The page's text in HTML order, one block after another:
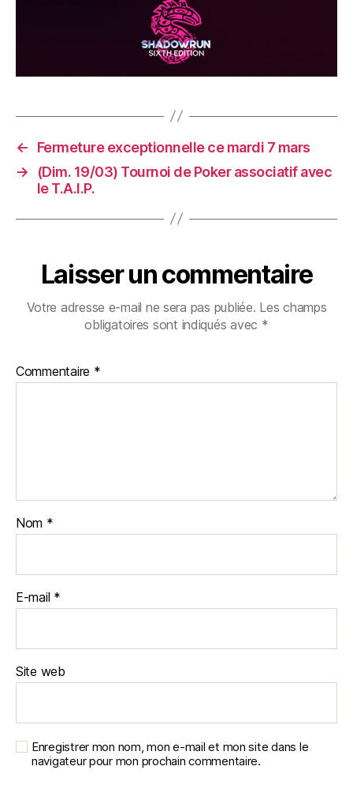
←
Fermeture exceptionnelle ce mardi 7 mars
→
(Dim. 19/03) Tournoi de Poker associatif avec
le T.A.I.P.
Laisser un commentaire
Votre adresse e-mail ne sera pas publiée. Les champs
obligatoires sont indiqués avec *
Commentaire *
Nom *
E-mail *
Site web
Enregistrer mon nom, mon e-mail et mon site dans le
navigateur pour mon prochain commentaire.